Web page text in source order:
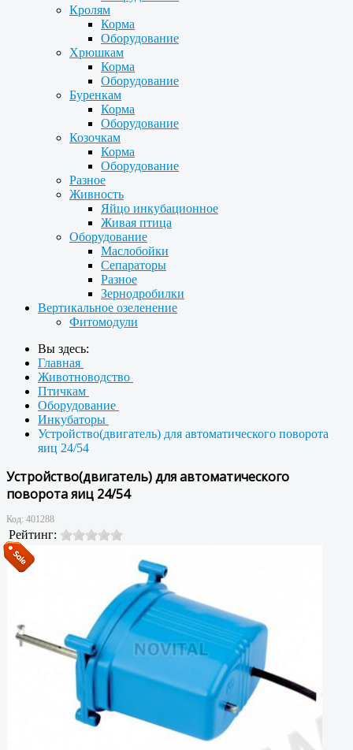
Кролям
Корма
Оборудование
Хрюшкам
Корма
Оборудование
Буренкам
Корма
Оборудование
Козочкам
Корма
Оборудование
Разное
Живность
Яйцо инкубационное
Живая птица
Оборудование
Маслобойки
Сепараторы
Разное
Зернодробилки
Вертикальное озеленение
Фитомодули
Вы здесь:
Главная
Животноводство
Птичкам
Оборудование
Инкубаторы
Устройство(двигатель) для автоматического поворота
яиц 24/54
Устройство(двигатель) для автоматического
поворота яиц 24/54
Код: 401288
Рейтинг: